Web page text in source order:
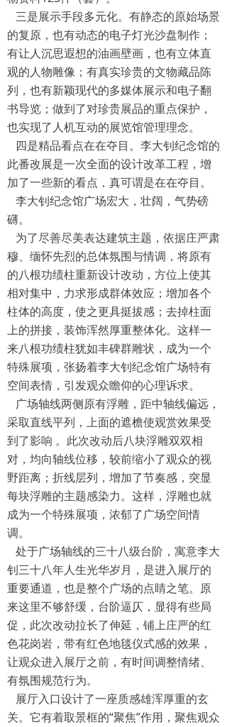
三是展示手段多元化。有静态的原始场景
的复原，也有动态的电子灯光沙盘制作；
有让人沉思遐想的油画壁画，也有立体直
观的人物雕像；有真实珍贵的文物藏品陈
列，也有新颖现代的多媒体展示和电子翻
书导览；做到了对珍贵展品的重点保护，
也实现了人机互动的展览馆管理理念。
四是精品看点在在夺目。李大钊纪念馆的
此番改展是一次全面的设计改革工程，增
加了一些新的看点，真可谓是在在夺目。
李大钊纪念馆广场宏大，壮阔，气势磅
礴。
为了尽善尽美表达建筑主题，依据庄严肃
穆、缅怀先烈的总体氛围与情调，将原有
的八根功绩柱重新设计改动，方位上使其
相对集中，力求形成群体效应；增加各个
柱体的高度，使之更具挺拔感；去掉柱面
上的拼接，装饰浑然厚重整体化。这样一
来八根功绩柱犹如丰碑群雕状，成为一个
特殊展项，张扬着李大钊纪念馆广场特有
空间表情，引发观众瞻仰的心理诉求。
广场轴线两侧原有浮雕，距中轴线偏远，
采取直线平列，上面的遮檐使观赏效果受
到了影响 。此次改动后八块浮雕双双相
对，均向轴线位移，较前缩小了观众的视
野距离；折线层列，增加了节奏感，突显
每块浮雕的主题感染力。这样，浮雕也就
成为一个特殊展项，浓郁了广场空间情
调。
处于广场轴线的三十八级台阶，寓意李大
钊三十八年人生光华岁月，是进入展厅的
重要通道，也是整个广场的点睛之笔。原
来这里不够舒缓，台阶逼仄，显得有些局
促，此次改动拉长了伸延，铺上庄严的红
色花岗岩，带有红色地毯仪式感的效果，
让观众进入展厅之前，有时间调整情绪、
有氛围规范行为。
展厅入口设计了一座质感雄浑厚重的玄
关。它有着取景框的“聚焦”作用，聚焦观众